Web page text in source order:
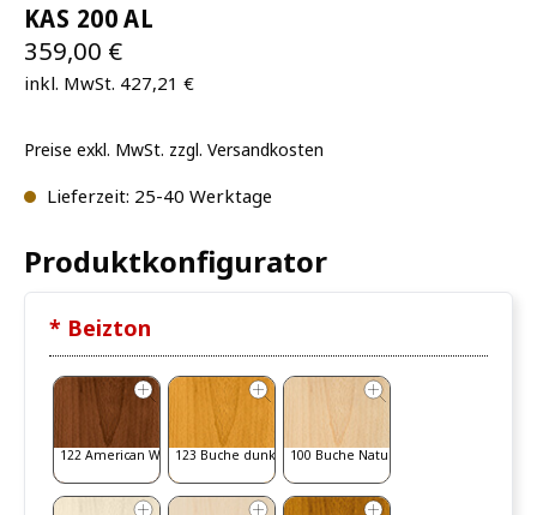
KAS 200 AL
359,00 €
inkl. MwSt. 427,21 €
Preise exkl. MwSt. zzgl. Versandkosten
Lieferzeit: 25-40 Werktage
Produktkonfigurator
* Beizton
122 American Walnut123 Buche dunkel 100 Buche Natur